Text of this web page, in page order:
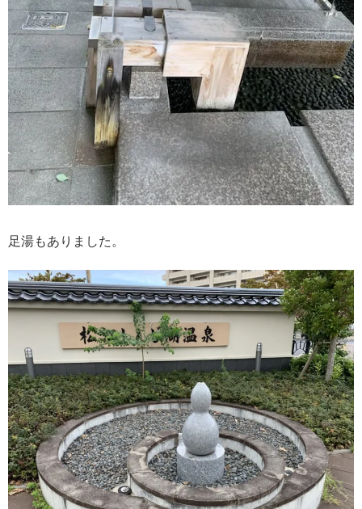
足湯もありました。